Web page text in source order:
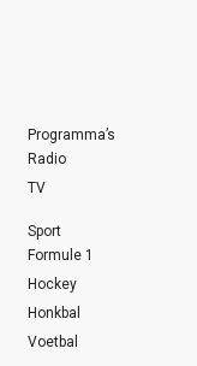
Programma’s
Radio
TV
Sport
Formule 1
Hockey
Honkbal
Voetbal